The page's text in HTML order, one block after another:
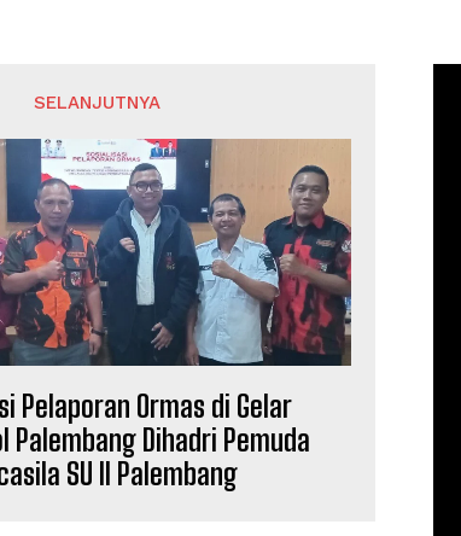
SELANJUTNYA
Pelaporan Ormas di Gelar
Palembang Dihadri Pemuda
SU II Palembang